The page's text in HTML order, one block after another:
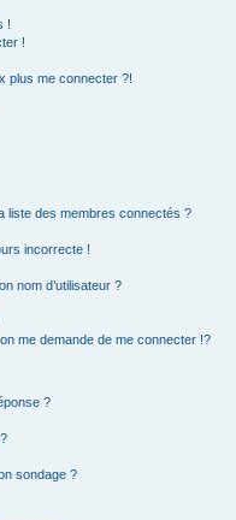
!
!
plus me connecter ?!
liste des membres connectés ?
incorrecte !
nom d’utilisateur ?
me demande de me connecter !?
?
sondage ?